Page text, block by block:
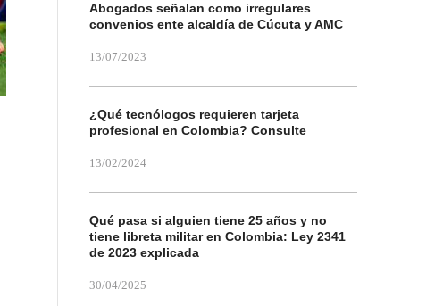
Abogados señalan como irregulares
convenios ente alcaldía de Cúcuta y AMC
13/07/2023
¿Qué tecnólogos requieren tarjeta
profesional en Colombia? Consulte
13/02/2024
Qué pasa si alguien tiene 25 años y no
tiene libreta militar en Colombia: Ley 2341
de 2023 explicada
30/04/2025